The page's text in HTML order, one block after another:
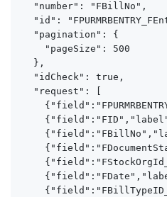
  "number": "FBillNo",
"id":
  "pagination": {
    "pageSize": 500
  },
  "idCheck": true,
  "request": [